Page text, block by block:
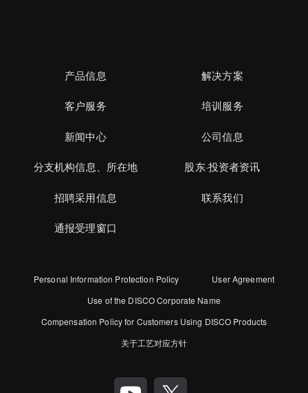
产品信息 解决方案
客户服务 培训服务
新闻中心 公司信息
分支机构信息、所在地 股东·投资者资讯
招聘采用信息 联系我们
通报受理窗口
Personal Information Protection Policy
User Agreement
Use of the DISCO Corporate Name
Compensation Policy for Customers Using DISCO Products
关于工艺对应方针